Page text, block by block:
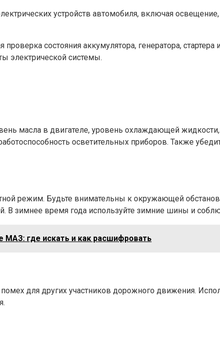
устройств автомобиля, включая
проверка состояния аккумулятора, генератора,
электрической системы.
масла в двигателе, уровень охлаждающей
осветительных приборов. Также
режим. Будьте внимательны к окружающей
В зимнее время года используйте зимние шины и
МАЗ: где искать и как расшифровать
для других участников дорожного движения.